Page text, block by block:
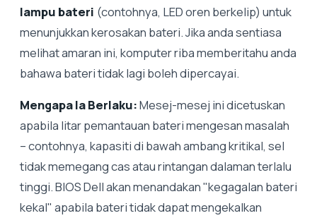
lampu bateri (contohnya, LED oren berkelip) untuk
menunjukkan kerosakan bateri. Jika anda sentiasa
melihat amaran ini, komputer riba memberitahu anda
bahawa bateri tidak lagi boleh dipercayai.
Mengapa Ia Berlaku:Mesej-mesej ini dicetuskan
apabila litar pemantauan bateri mengesan masalah
– contohnya, kapasiti di bawah ambang kritikal, sel
tidak memegang cas atau rintangan dalaman terlalu
tinggi. BIOS Dell akan menandakan "kegagalan bateri
kekal" apabila bateri tidak dapat mengekalkan